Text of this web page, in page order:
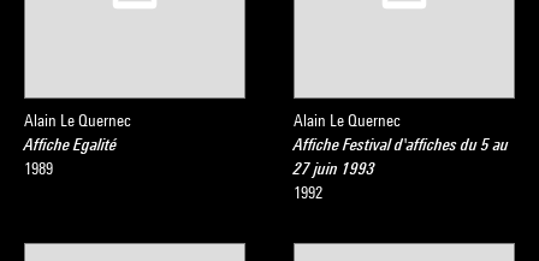
Alain Le Quernec
Affiche Egalité
1989
Alain Le Quernec
Affiche Festival d'affiches du 5 au
27 juin 1993
1992